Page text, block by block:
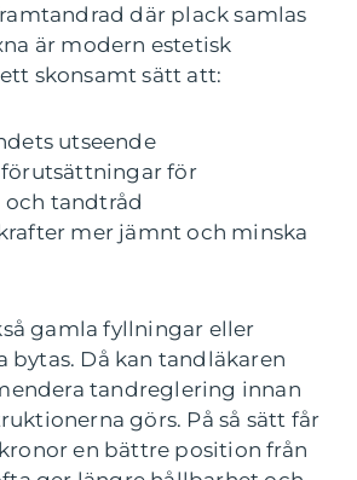
där plack samlas
är modern estetisk
skonsamt sätt att:
utseende
för
tandtråd
mer jämnt och minska
gamla fyllningar eller
bytas. Då kan tandläkaren
tandreglering innan
görs. På så sätt får
en bättre position från